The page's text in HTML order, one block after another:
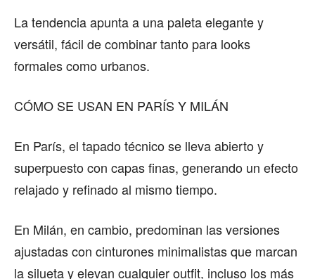
La tendencia apunta a una paleta elegante y
versátil, fácil de combinar tanto para looks
formales como urbanos.
CÓMO SE USAN EN PARÍS Y MILÁN
En París, el tapado técnico se lleva abierto y
superpuesto con capas finas, generando un efecto
relajado y refinado al mismo tiempo.
En Milán, en cambio, predominan las versiones
ajustadas con cinturones minimalistas que marcan
la silueta y elevan cualquier outfit, incluso los más